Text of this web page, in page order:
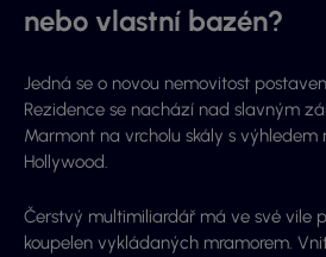
nebo vlastní bazén?
Jedná se o novou nemovitost
Rezidence se nachází nad slavným
Marmont na vrcholu skály s výhledem
Hollywood.
Čerstvý multimiliardář má ve své vile
koupelen vykládaných mramorem.